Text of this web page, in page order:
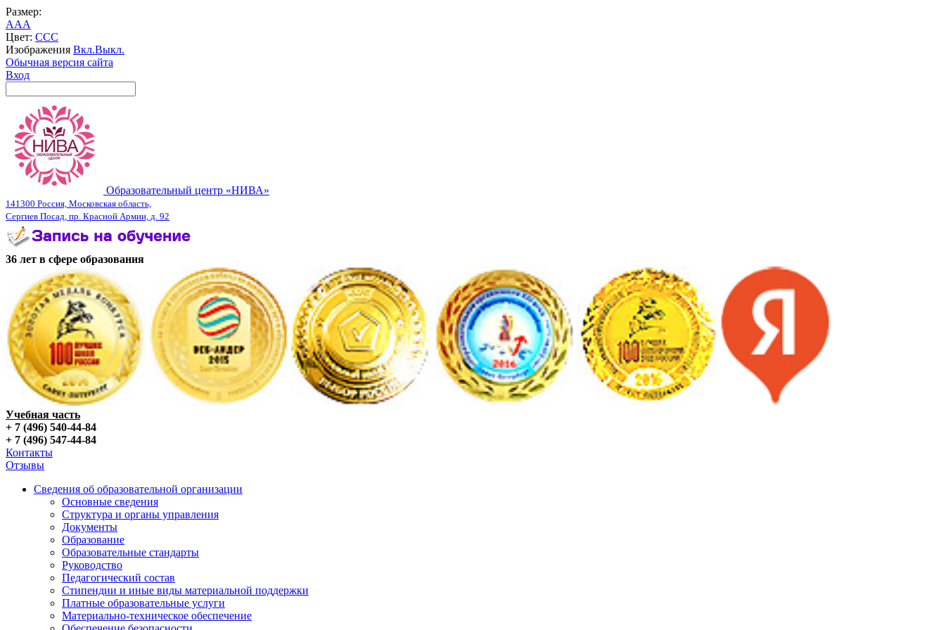
Размер:
AAA
Цвет: CCC
Изображения Вкл.Выкл.
Обычная версия сайта
Вход
Образовательный центр «НИВА»
141300 Россия, Московская область,
Сергиев Посад, пр. Красной Армии, д. 92
36 лет в сфере образования
Учебная часть
+ 7 (496) 540-44-84
+ 7 (496) 547-44-84
Контакты
Отзывы
Сведения об образовательной организации
Основные сведения
Структура и органы управления
Документы
Образование
Образовательные стандарты
Руководство
Педагогический состав
Стипендии и иные виды материальной поддержки
Платные образовательные услуги
Материально-техническое обеспечение